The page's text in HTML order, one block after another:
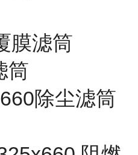
膜滤筒
筒
除尘滤筒